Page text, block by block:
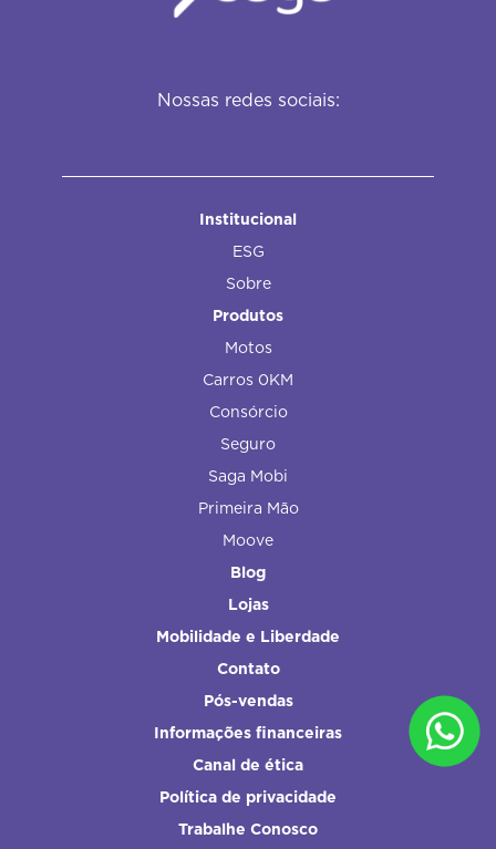
Nossas redes sociais:
Institucional
ESG
Sobre
Produtos
Motos
Carros 0KM
Consórcio
Seguro
Saga Mobi
Primeira Mão
Moove
Blog
Lojas
Mobilidade e Liberdade
Contato
Pós-vendas
Informações financeiras
Canal de ética
Política de privacidade
Trabalhe Conosco